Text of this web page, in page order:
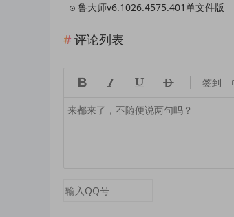
鲁大师v6.1026.4575.401单文件版
评论列表
    签到